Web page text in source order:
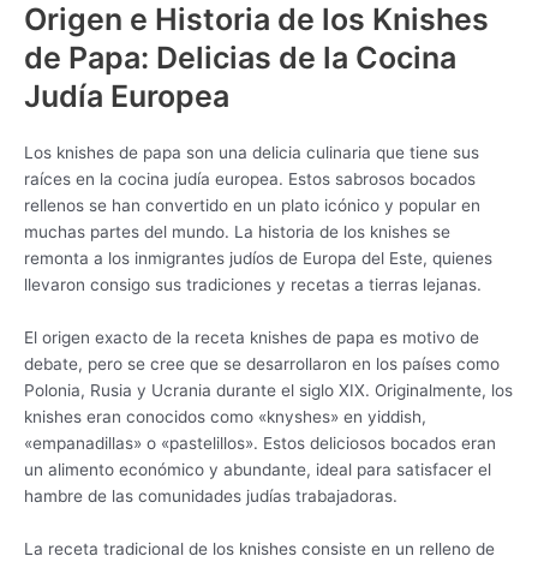
Origen e Historia de los Knishes
de Papa: Delicias de la Cocina
Judía Europea
Los knishes de papa son una delicia culinaria que tiene sus
raíces en la cocina judía europea. Estos sabrosos bocados
rellenos se han convertido en un plato icónico y popular en
muchas partes del mundo. La historia de los knishes se
remonta a los inmigrantes judíos de Europa del Este, quienes
llevaron consigo sus tradiciones y recetas a tierras lejanas.
El origen exacto de la receta knishes de papa es motivo de
debate, pero se cree que se desarrollaron en los países como
Polonia, Rusia y Ucrania durante el siglo XIX. Originalmente, los
knishes eran conocidos como «knyshes» en yiddish,
«empanadillas» o «pastelillos». Estos deliciosos bocados eran
un alimento económico y abundante, ideal para satisfacer el
hambre de las comunidades judías trabajadoras.
La receta tradicional de los knishes consiste en un relleno de